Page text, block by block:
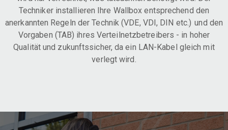
Techniker installieren Ihre Wallbox entsprechend den
anerkannten Regeln der Technik (VDE, VDI, DIN etc.) und den
Vorgaben (TAB) ihres Verteilnetzbetreibers - in hoher
Qualität und zukunftssicher, da ein LAN-Kabel gleich mit
verlegt wird.